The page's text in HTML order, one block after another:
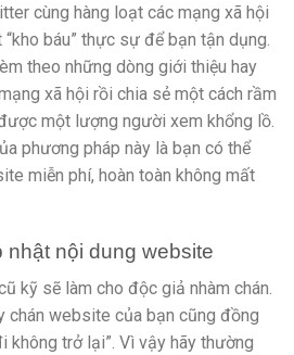
cùng hàng loạt các mạng xã hội
báu” thực sự để bạn tận dụng.
theo những dòng giới thiệu hay
xã hội rồi chia sẻ một cách rầm
một lượng người xem khổng lồ.
phương pháp này là bạn có thể
miễn phí, hoàn toàn không mất
nội dung website
kỹ sẽ làm cho độc giả nhàm chán.
chán website của bạn cũng đồng
không trở lại”. Vì vậy hãy thường